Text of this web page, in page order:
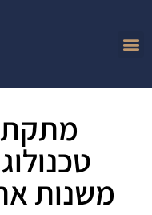
מתקת
משנות